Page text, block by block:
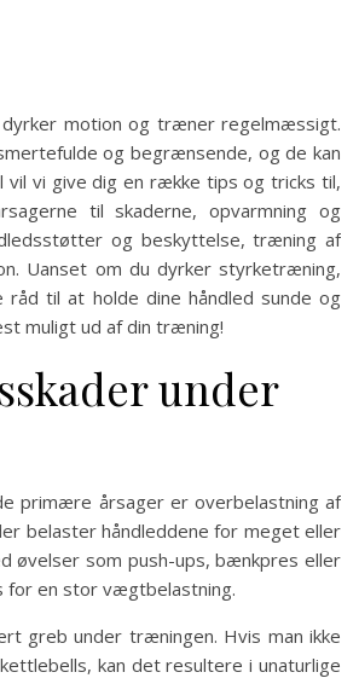
dyrker motion og træner regelmæssigt.
og begrænsende, og de kan
vi give dig en række tips og tricks til,
til skaderne, opvarmning og
og beskyttelse, træning af
Uanset om du dyrker styrketræning,
til at holde dine håndled sunde og
muligt ud af din træning!
under
primære årsager er overbelastning af
belaster håndleddene for meget eller
som push-ups, bænkpres eller
en stor vægtbelastning.
greb under træningen. Hvis man ikke
kan det resultere i unaturlige